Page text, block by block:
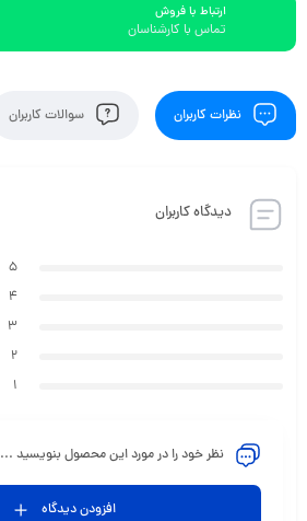
ارتباط با فروش
تماس با کارشناسان
نظرات کاربران سوالات کاربران
دیدگاه کاربران
5
4
3
2
1
نظر خود را در مورد این محصول بنویسید ...
افزودن دیدگاه